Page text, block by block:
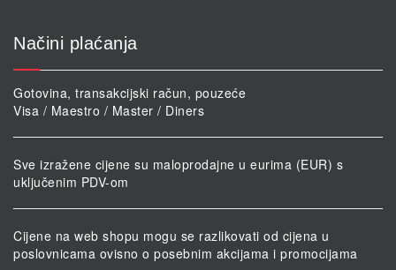
Načini plaćanja
Gotovina, transakcijski račun, pouzeće
Visa / Maestro / Master / Diners
Sve izražene cijene su maloprodajne u eurima (EUR) s
uključenim PDV-om
Cijene na web shopu mogu se razlikovati od cijena u
poslovnicama ovisno o posebnim akcijama i promocijama